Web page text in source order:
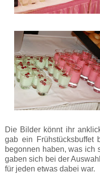
Die Bilder könnt ihr
gab ein Frühstücksbuffet
begonnen haben, was ich
gaben sich bei der
für jeden etwas dabei war.